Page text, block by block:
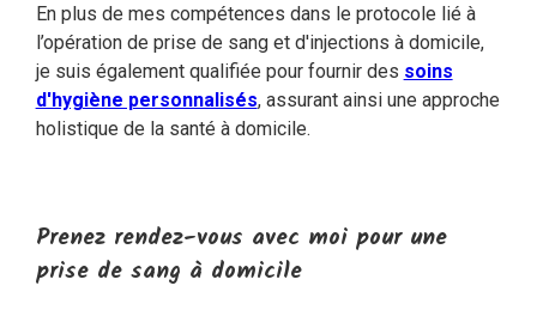
En plus de mes compétences dans le protocole lié à
l’opération de prise de sang et d'injections à domicile,
je suis également qualifiée pour fournir des soins
d'hygiène personnalisés, assurant ainsi une approche
holistique de la santé à domicile.
Prenez rendez-vous avec moi pour une
prise de sang à domicile